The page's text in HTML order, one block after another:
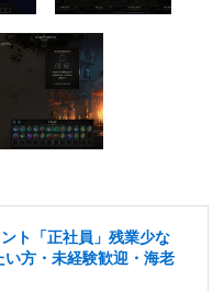
ト「正社員」残業少な
方・未経験歓迎・海老